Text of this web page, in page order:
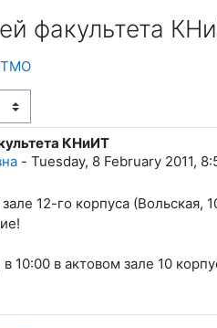
факультета
КНиИТ
- Tuesday, 8 February 2011,
12-го корпуса
10:00 в актовом зале 10